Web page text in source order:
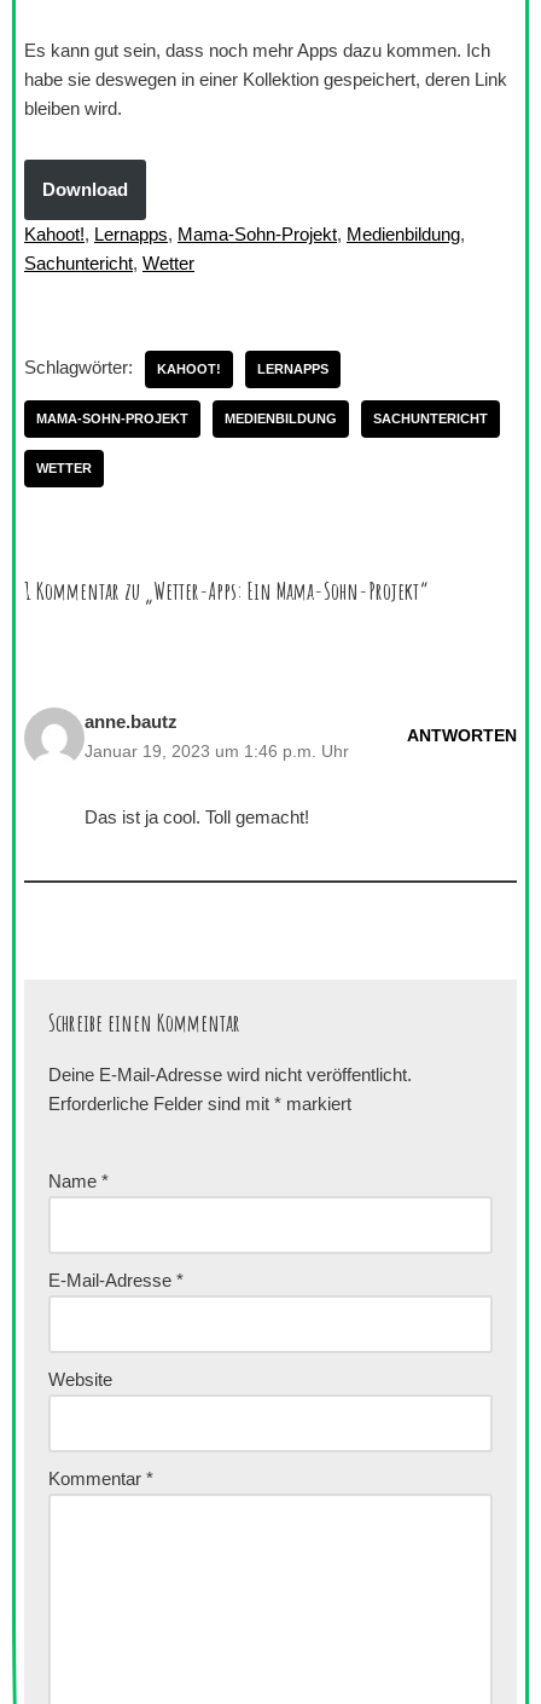
Es kann gut sein, dass noch mehr Apps dazu kommen. Ich
habe sie deswegen in einer Kollektion gespeichert, deren Link
bleiben wird.
Download
Kahoot!, Lernapps, Mama-Sohn-Projekt, Medienbildung
Sachuntericht, Wetter
Schlagwörter: KAHOOT! LERNAPPS
MAMA-SOHN-PROJEKT MEDIENBILDUNG SACHUNTERICHT
WETTER
1 Kommentar zu „Wetter-Apps: Ein Mama-Sohn-Projekt“
anne.bautz
Januar 19, 2023 um 1:46 p.m. Uhr
ANTWORTEN
Das ist ja cool. Toll gemacht!
Schreibe einen Kommentar
Deine E-Mail-Adresse wird nicht veröffentlicht.
Erforderliche Felder sind mit * markiert
Name *
E-Mail-Adresse *
Website
Kommentar *